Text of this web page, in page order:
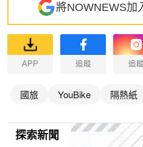
將NOWNEWS加
APP 追蹤 追蹤
國旅 YouBike 隔熱紙
探索新聞